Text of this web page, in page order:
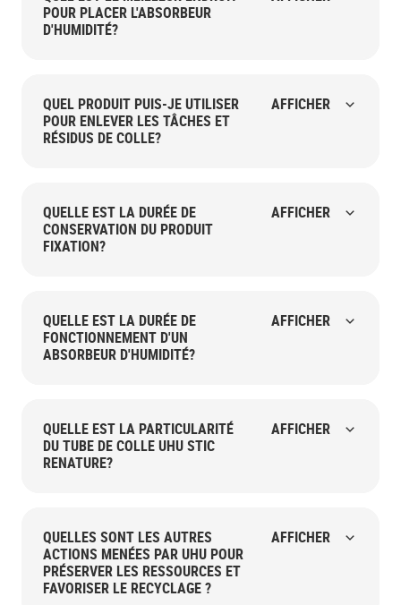
POUR PLACER L'ABSORBEUR
D'HUMIDITÉ?
QUEL PRODUIT PUIS-JE UTILISER
POUR ENLEVER LES TÂCHES ET
RÉSIDUS DE COLLE?
AFFICHER
QUELLE EST LA DURÉE DE
CONSERVATION DU PRODUIT
FIXATION?
AFFICHER
QUELLE EST LA DURÉE DE
FONCTIONNEMENT D'UN
ABSORBEUR D'HUMIDITÉ?
AFFICHER
QUELLE EST LA PARTICULARITÉ
DU TUBE DE COLLE UHU STIC
RENATURE?
AFFICHER
QUELLES SONT LES AUTRES
ACTIONS MENÉES PAR UHU POUR
PRÉSERVER LES RESSOURCES ET
FAVORISER LE RECYCLAGE ?
AFFICHER